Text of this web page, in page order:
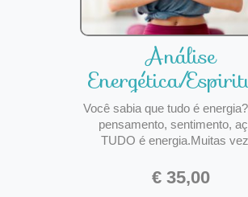
Análise
Energética/
Você sabia que tudo é
pensamento, sentimento,
TUDO é energia.Muitas
com dificuldades para realizar
simples, parece que
€ 35,00